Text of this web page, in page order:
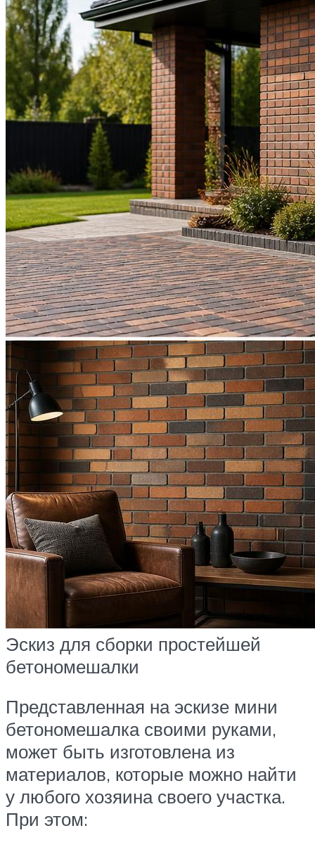
Эскиз для сборки простейшей
бетономешалки
Представленная на эскизе мини
бетономешалка своими руками,
может быть изготовлена из
материалов, которые можно найти
у любого хозяина своего участка.
При этом: